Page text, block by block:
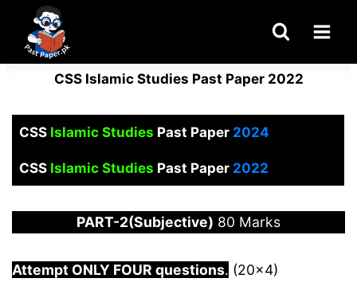
content
CSS Islamic Studies Past Paper 2022
CSSIslamic Studies Past Paper2024
CSS Islamic Studies Past Paper 2022
PART-2(Subjective) 80 Marks
Attempt ONLY FOUR questions. (20×4)